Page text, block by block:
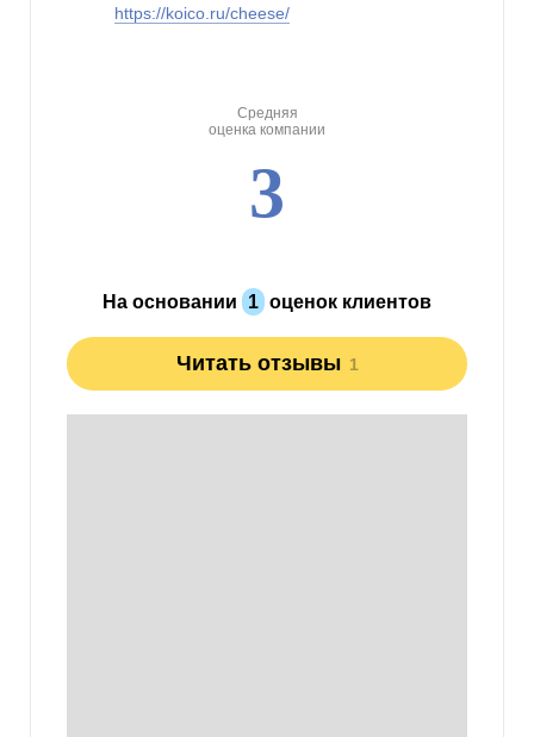
https://koico.ru/cheese/
Средняя
оценка компании
3
На основании 1 оценок клиентов
Читать отзывы 1